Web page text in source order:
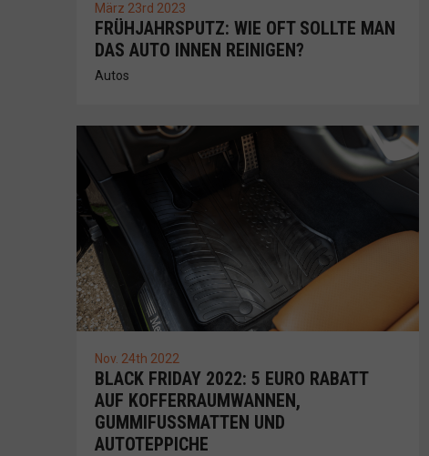
März 23rd 2023
FRÜHJAHRSPUTZ: WIE OFT SOLLTE MAN
DAS AUTO INNEN REINIGEN?
Autos
Nov. 24th 2022
BLACK FRIDAY 2022: 5 EURO RABATT
AUF KOFFERRAUMWANNEN,
GUMMIFUSSMATTEN UND A
UTOTEPPICHE